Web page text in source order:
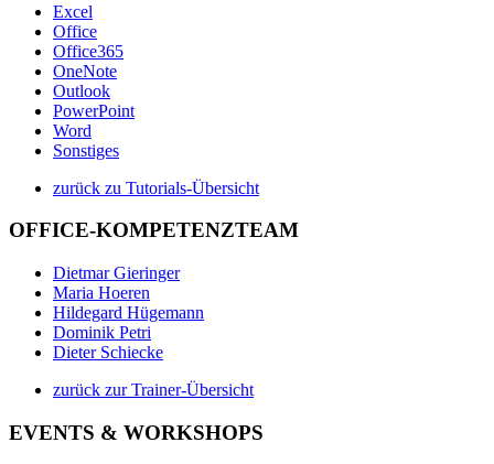
Excel
Office
Office365
OneNote
Outlook
PowerPoint
Word
Sonstiges
zurück zu Tutorials-Übersicht
OFFICE-KOMPETENZTEAM
Dietmar Gieringer
Maria Hoeren
Hildegard Hügemann
Dominik Petri
Dieter Schiecke
zurück zur Trainer-Übersicht
EVENTS & WORKSHOPS